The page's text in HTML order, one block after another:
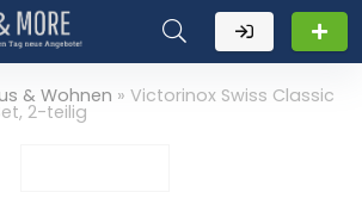
& Wohnen » Victorinox Swiss Classic
2-teilig